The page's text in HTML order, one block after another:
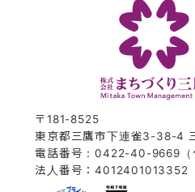
〒181-8525
東京都三鷹市下連雀3-38-4
電話番号：0422-40-9669（
法人番号：4012401013352